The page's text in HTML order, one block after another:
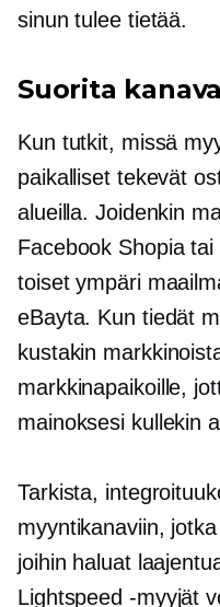
sinun tulee tietää.
Suorita
Kun tutkit, missä
paikalliset tekevät
alueilla. Joidenkin
Facebook Shopia
toiset ympäri
eBayta. Kun tiedät
kustakin
markkinapaikoille,
mainoksesi kullekin
Tarkista,
myyntikanaviin,
joihin haluat
Lightspeed -myyjät